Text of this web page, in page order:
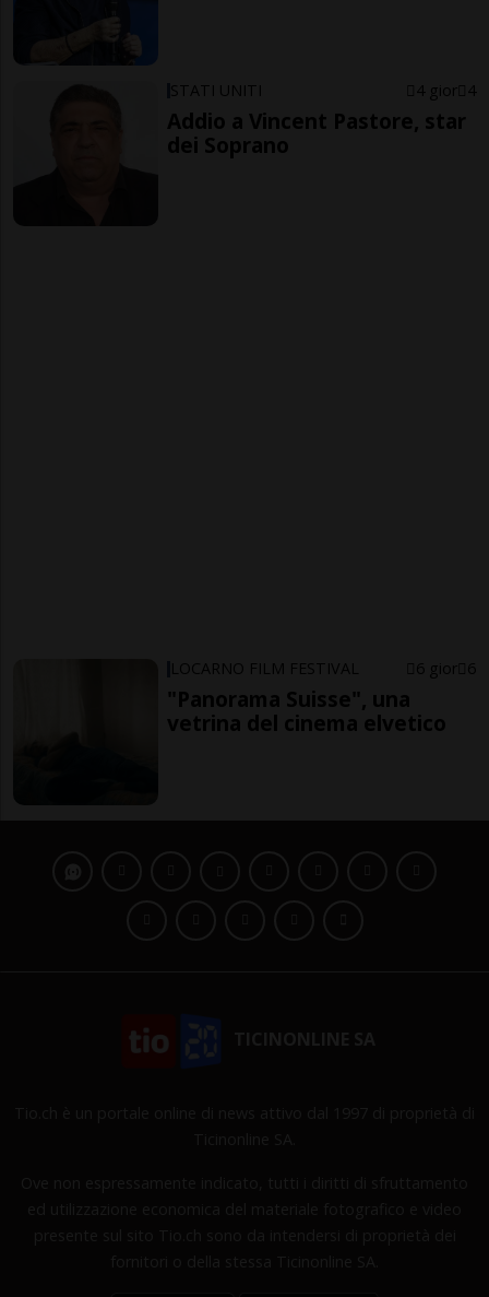
STATI UNITI 4 gior 4
Addio a Vincent Pastore, star
dei Soprano
LOCARNO FILM FESTIVAL 6 gior 6
"Panorama Suisse", una
vetrina del cinema elvetico